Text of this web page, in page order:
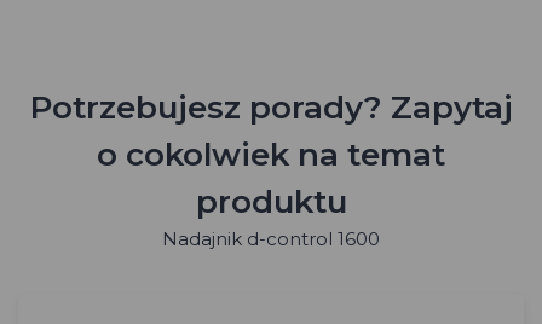
Potrzebujesz porady? Zapytaj
o cokolwiek na temat
produktu
Nadajnik d-control 1600